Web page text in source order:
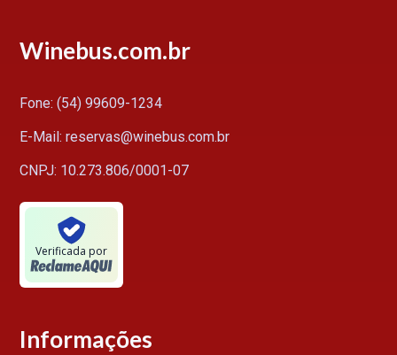
Winebus.com.br
Fone: (54) 99609-1234
E-Mail: reservas@winebus.com.br
CNPJ: 10.273.806/0001-07
Verificada por
Informações